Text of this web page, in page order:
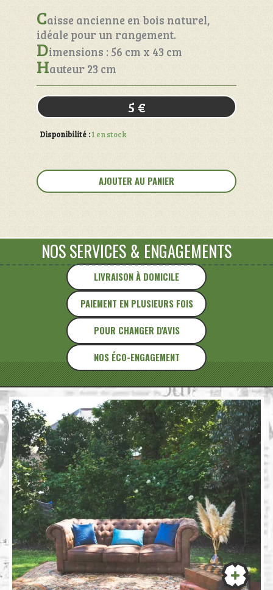
Caisse ancienne en bois naturel,
idéale pour un rangement.
Dimensions : 56 cm x 43 cm
Hauteur 23 cm
5 €
Disponibilité :1 en stock
de
Caisse
AJOUTER AU PANIER
LIVRAISON À DOMICILE
PAIEMENT EN PLUSIEURS FOIS
NOS SERVICES & ENGAGEMENTS
POUR CHANGER D'AVIS
NOS ÉCO-ENGAGEMENT